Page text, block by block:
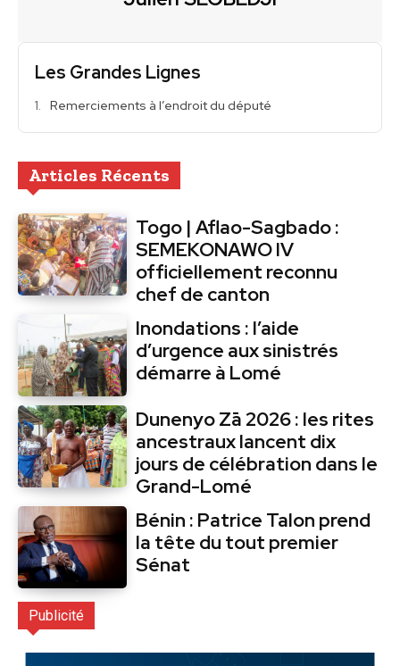
Les Grandes Lignes
Remerciements à l’endroit du député
Articles Récents
Togo | Aflao-Sagbado :
SEMEKONAWO IV
officiellement reconnu
chef de canton
Inondations : l’aide
d’urgence aux sinistrés
démarre à Lomé
Dunenyo Zā 2026 : les rites
ancestraux lancent dix
jours de célébration dans le
Grand-Lomé
Bénin : Patrice Talon prend
la tête du tout premier
Sénat
Publicité